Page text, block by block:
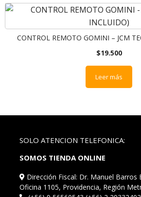
CONTROL REMOTO GOMINI – JCM
$19.500
Leer más
SOLO ATENCION TELEFONICA:
SOMOS TIENDA ONLINE
Dirección Fiscal: Dr. Manuel Barros
Oficina 1105, Providencia, Región